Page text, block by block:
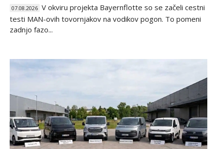
07.08.2026 V okviru projekta Bayernflotte so se začeli cestni
testi MAN-ovih tovornjakov na vodikov pogon. To pomeni
zadnjo fazo...